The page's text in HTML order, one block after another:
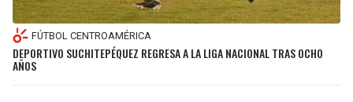
FÚTBOL CENTROAMÉRICA
DEPORTIVO SUCHITEPÉQUEZ REGRESA A LA LIGA NACIONAL TRAS OCHO
AÑOS